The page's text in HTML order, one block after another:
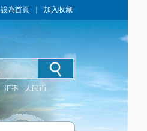
設為首頁 加入收藏
汇率 人民币